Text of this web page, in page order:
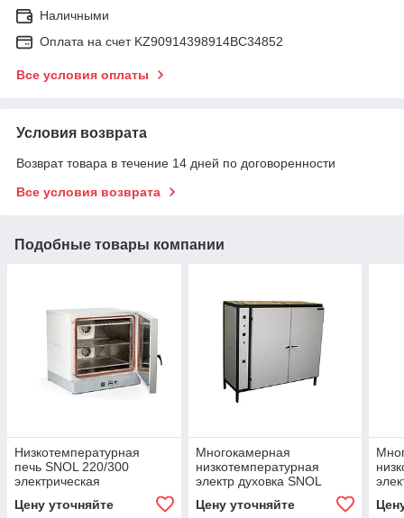
Наличными
Оплата на счет KZ90914398914ВС34852
Все условия оплаты
Условия возврата
Возврат товара в течение 14 дней по договоренности
Все условия возврата
Подобные товары компании
Низкотемпературная
печь SNOL 220/300
электрическая
Цену уточняйте
Многокамерная
низкотемпературная
электр духовка SNOL
Цену уточняйте